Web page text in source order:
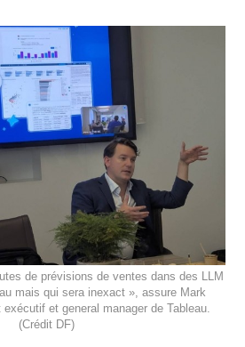
de prévisions de ventes dans des LLM
mais qui sera inexact », assure Mark
exécutif et general manager de Tableau.
(Crédit DF)